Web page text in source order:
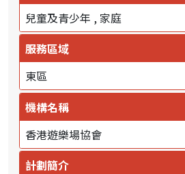
兒童及青少年 家庭
服務區域
東區
機構名稱
香港遊樂場協會
計劃簡介